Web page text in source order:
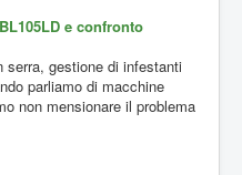
e confronto
serra, gestione di infestanti
parliamo di macchine
non mensionare il problema